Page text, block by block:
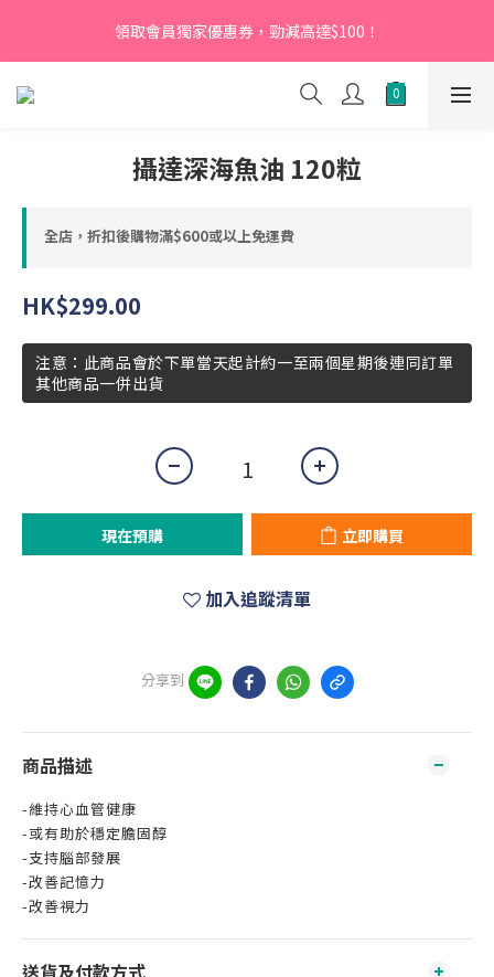
【新會員】即日起至2026月12月31日，首次下單輸入優惠碼
「NEW95」即可享95折
領取會員獨家優惠券，勁減高達$100！
【新會員】即日起至2026月12月31日，首次下單輸入優惠碼
「NEW95」即可享95折
攝達深海魚油 120粒
全店，折扣後購物滿$600或以上免運費
HK$299.00
注意：此商品會於下單當天起計約一至兩個星期後連同訂單
其他商品一併出貨
現在預購 立即購買
加入追蹤清單
分享到
商品描述
-維持心血管健康
-或有助於穩定膽固醇
-支持腦部發展
-改善記憶力
-改善視力
送貨及付款方式